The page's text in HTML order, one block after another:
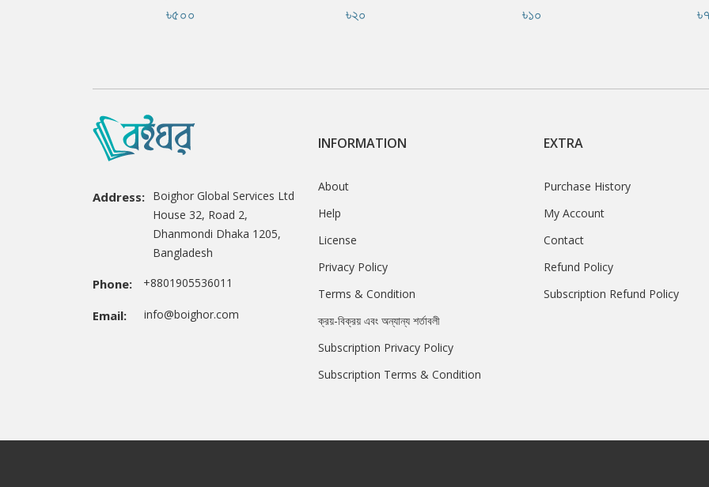
৳৫০০ ৳২০ ৳১০
Address: Boighor Global Services Ltd
House 32, Road 2,
Dhanmondi Dhaka 1205,
Bangladesh
Phone: +8801905536011
Email: info@boighor.com
INFORMATION
About
Help
License
Privacy Policy
Terms & Condition
ক্রয়-বিক্রয় এবং অন্যান্য শর্তাবলী
Subscription Privacy Policy
Subscription Terms & Condition
EXTRA
Purchase History
My Account
Contact
Refund Policy
Subscription Refund Policy